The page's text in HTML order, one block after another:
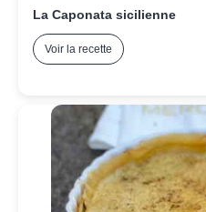
La Caponata sicilienne
Voir la recette